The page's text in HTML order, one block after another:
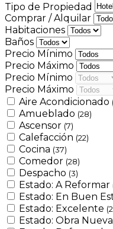
Tipo de Propiedad
Comprar / Alquilar
Habitaciones
Baños
Precio Mínimo
Precio Máximo
Precio Mínimo
Precio Máximo
Aire Acondicionado
Amueblado (28)
Ascensor (7)
Calefacción (22)
Cocina (37)
Comedor (28)
Despacho (3)
Estado: A Reformar
Estado: En Buen
Estado: Excelente
Estado: Obra Nueva